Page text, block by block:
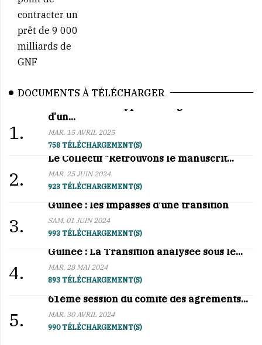
DOCUMENTS À TÉLÉCHARGER
1.
d’un...
MAR. 15 AVRIL 2025
758 TÉLÉCHARGEMENT(S)
2.
Le Collectif "Retrouvons le manuscrit...
MAR. 25 JUIN 2024
923 TÉLÉCHARGEMENT(S)
3.
Guinée : les impasses d'une transition
SAM. 01 JUIN 2024
993 TÉLÉCHARGEMENT(S)
4.
Guinée : La Transition analysée sous le...
MAR. 28 MAI 2024
893 TÉLÉCHARGEMENT(S)
5.
61ème session du comité des agréments...
MAR. 30 AVRIL 2024
990 TÉLÉCHARGEMENT(S)